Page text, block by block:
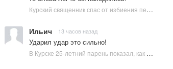
Курский священник спас от избиения переодетого бабушкой ВСУшника » 46ТВ Курское Интернет Телевидение
Ильич 13 часов назад
Ударил удар это сильно!
В Курске 25-летний парень показал, как нанес смертельный удар юноше » 46ТВ Курское Интернет Телевидение